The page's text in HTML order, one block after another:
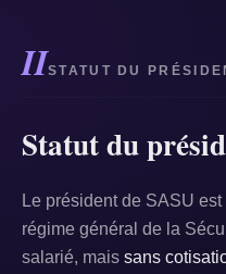
IISTATUT DU
Statut du
Le président de SASU est
régime général de la
salarié, mais sans